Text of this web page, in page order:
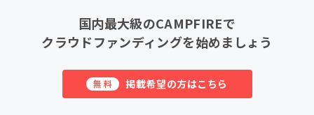
国内最大級のCAMPFIREで
クラウドファンディングを始めましょう
無料 掲載希望の方はこちら